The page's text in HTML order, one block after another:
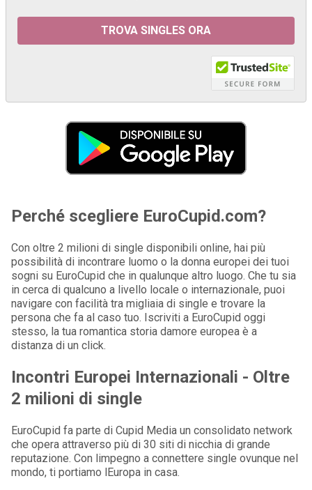
Perché scegliere EuroCupid.com?
Con oltre 2 milioni di single disponibili online, hai più
possibilità di incontrare luomo o la donna europei dei tuoi
sogni su EuroCupid che in qualunque altro luogo. Che tu sia
in cerca di qualcuno a livello locale o internazionale, puoi
navigare con facilità tra migliaia di single e trovare la
persona che fa al caso tuo. Iscriviti a EuroCupid oggi
stesso, la tua romantica storia damore europea è a
distanza di un click.
Incontri Europei Internazionali - Oltre
2 milioni di single
EuroCupid fa parte di Cupid Media un consolidato network
che opera attraverso più di 30 siti di nicchia di grande
reputazione. Con limpegno a connettere single ovunque nel
mondo, ti portiamo lEuropa in casa.